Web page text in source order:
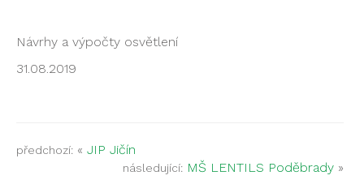
Návrhy a výpočty osvětlení
31.08.2019
předchozí: « JIP Jičín
následující: MŠ LENTILS Poděbrady »